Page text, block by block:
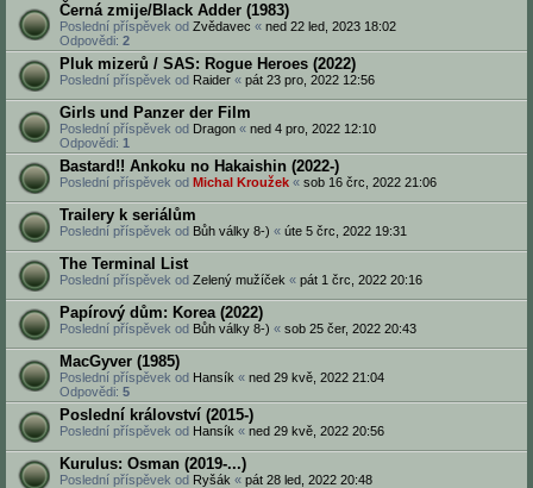
Černá zmije/Black Adder (1983)
Poslední příspěvek od Zvědavec « ned 22 led, 2023 18:02
Odpovědi: 2
Pluk mizerů / SAS: Rogue Heroes (2022)
Poslední příspěvek od Raider « pát 23 pro, 2022 12:56
Girls und Panzer der Film
Poslední příspěvek od Dragon « ned 4 pro, 2022 12:10
Odpovědi: 1
Bastard!! Ankoku no Hakaishin (2022-)
Poslední příspěvek od Michal Kroužek « sob 16 črc, 2022 21:06
Trailery k seriálům
Poslední příspěvek od Bůh války 8-) « úte 5 črc, 2022 19:31
The Terminal List
Poslední příspěvek od Zelený mužíček « pát 1 črc, 2022 20:16
Papírový dům: Korea (2022)
Poslední příspěvek od Bůh války 8-) « sob 25 čer, 2022 20:43
MacGyver (1985)
Poslední příspěvek od Hansík « ned 29 kvě, 2022 21:04
Odpovědi: 5
Poslední království (2015-)
Poslední příspěvek od Hansík « ned 29 kvě, 2022 20:56
Kurulus: Osman (2019-...)
Poslední příspěvek od Ryšák « pát 28 led, 2022 20:48